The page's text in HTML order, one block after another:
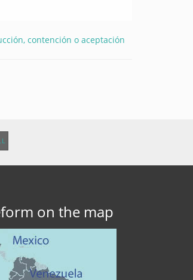
contención o aceptación
on the map